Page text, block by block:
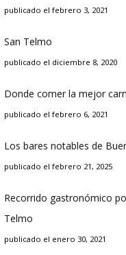
publicado el febrero 3, 2021
San Telmo
publicado el diciembre 8, 2020
Donde comer la mejor
publicado el febrero 6, 2021
Los bares notables de
publicado el febrero 21, 2025
Recorrido gastronómico
Telmo
publicado el enero 30, 2021